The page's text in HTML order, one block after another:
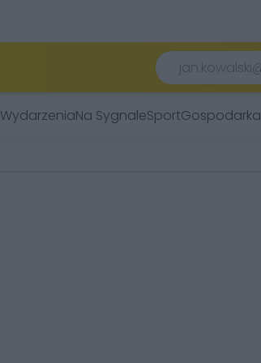
WydarzeniaNa SygnaleSportGospodarka